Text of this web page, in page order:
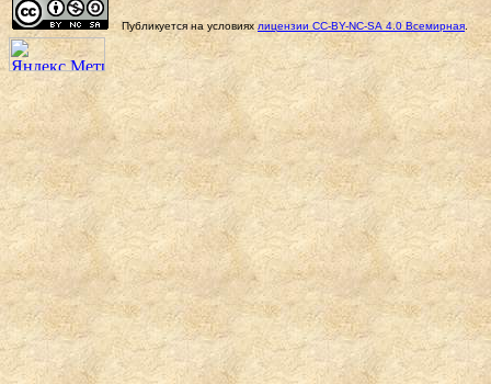
Публикуется на условияхлицензии CC-BY-NC-SA 4.0 Всемирная